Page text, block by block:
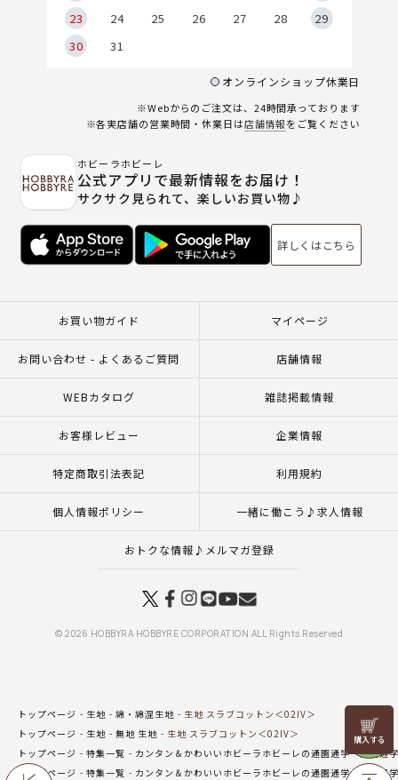
リリヤン
フェア
23
24 25 26 27 28
29
30
31
オンラインショップ休業日
※Webからのご注文は、24時間承っております
※各実店舗の営業時間・休業日は店舗情報をご覧ください
ホビーラホビーレ
公式アプリで最新情報をお届け！
サクサク見られて、楽しいお買い物♪
詳しくはこちら
お買い物ガイド マイページ
お問い合わせ - よくあるご質問 店舗情報
WEBカタログ 雑誌掲載情報
お客様レビュー 企業情報
特定商取引法表記 利用規約
個人情報ポリシー 一緒に働こう♪求人情報
おトクな情報♪メルマガ登録
© 2026 HOBBYRA HOBBYRE CORPORATION ALL Rights Reserved
トップページ 生地 綿・綿混生地
生地 スラブコットン＜02IV＞
トップページ
生地 無地 生地
生地 スラブコットン＜02IV＞
トップページ
特集一覧 カンタン＆かわいいホビーラホビーレの通園通学
通園通
トップページ
特集一覧 カンタン＆かわいいホビーラホビーレの通園通学 通園通